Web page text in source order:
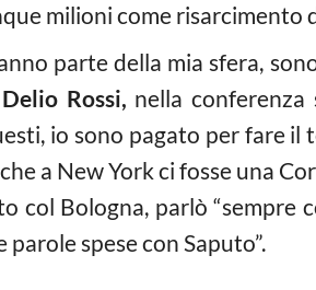
milioni come risarcimento
parte della mia sfera,
Delio Rossi, nella conferenza
io sono pagato per fare
a New York ci fosse una
col Bologna, parlò “sempre
parole spese con Saputo”.